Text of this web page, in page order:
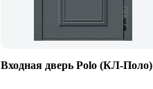
Входная дверь Polo (КЛ-Поло)